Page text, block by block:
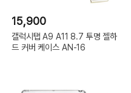
15,900
갤럭시탭 A9 A11 8.7 투명 젤하
드 커버 케이스 AN-16